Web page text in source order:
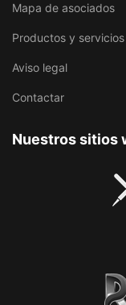
Mapa de asociados
Productos y servicios
Aviso legal
Contactar
Nuestros sitios